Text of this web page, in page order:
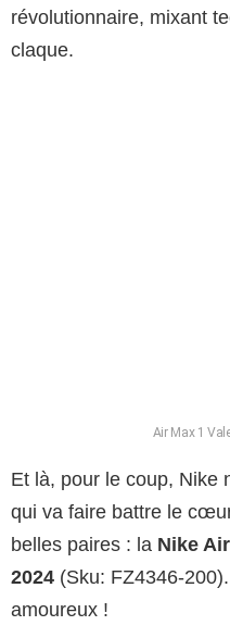
révolutionnaire, mixant
claque.
Air Max 1
Et là, pour le coup, Nike
qui va faire battre le
belles paires : la Nike
2024 (Sku: FZ4346-
amoureux !